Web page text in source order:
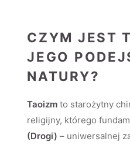
CZYM JEST
JEGO
NATURY?
Taoizm to starożytny
religijny, którego
(Drogi) – uniwersalnej